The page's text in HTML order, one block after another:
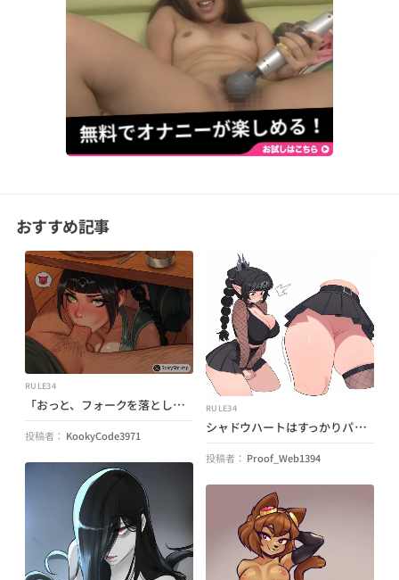
おすすめ記事
RULE34
「おっと、フォークを落としてしまった…」 シャドウハート (バルダーズ ゲート 3) by (SpicyShrimpNSFW)
投稿者： KookyCode3971
RULE34
シャドウハートはすっかりパンツを忘れてしまいました (メイドいとこ) (バルダーズ・ゲート)
投稿者： Proof_Web1394